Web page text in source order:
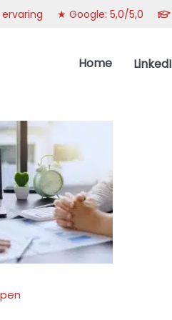
ervaring ★ Google: 5,0/5,0
Home